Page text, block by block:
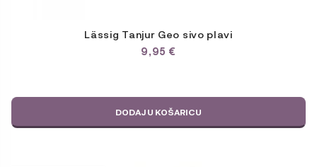
Lässig Tanjur Geo sivo plavi
9,95 €
DODAJ U KOŠARICU